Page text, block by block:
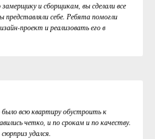
и сборщикам, вы сделали все
себе. Ребята помогли
проект и реализовать его в
было всю квартиру обустроить к
четко, и по срокам и по качеству.
удался.